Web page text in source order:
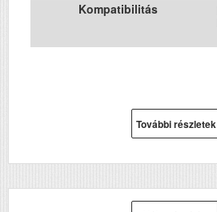
Kompatibilitás
További részletek